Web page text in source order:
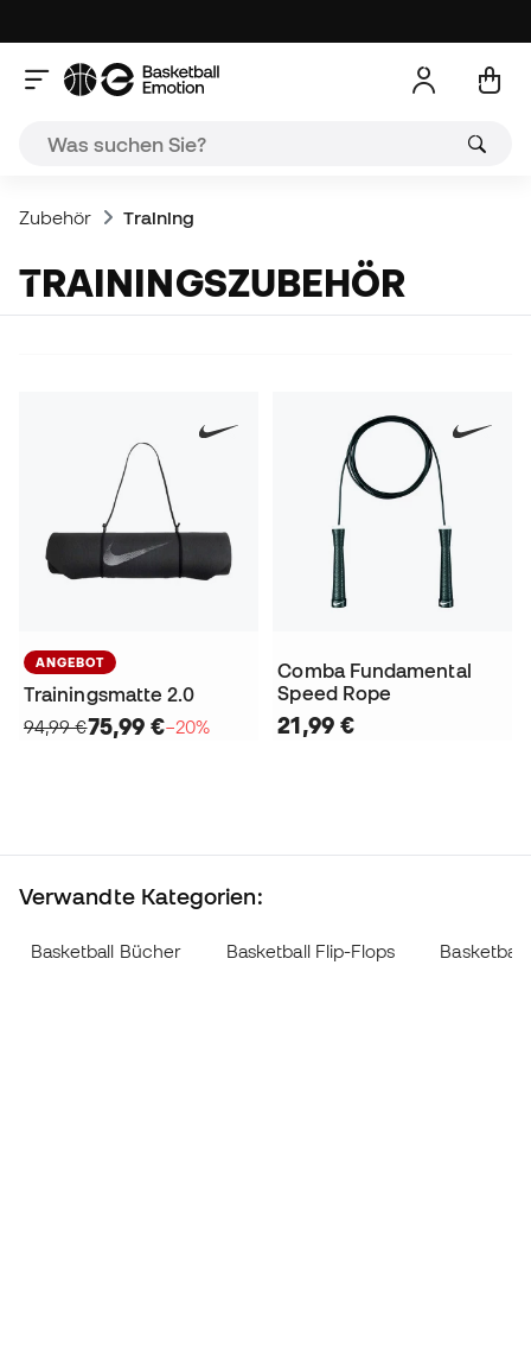
Zubehör Training
TRAININGSZUBEHÖR
ANGEBOT
Trainingsmatte 2.0
94,99 €75,99 €−20%
Comba Fundamental
Speed Rope
21,99 €
Verwandte Kategorien:
Basketball Bücher Basketball Flip-Flops Basketball